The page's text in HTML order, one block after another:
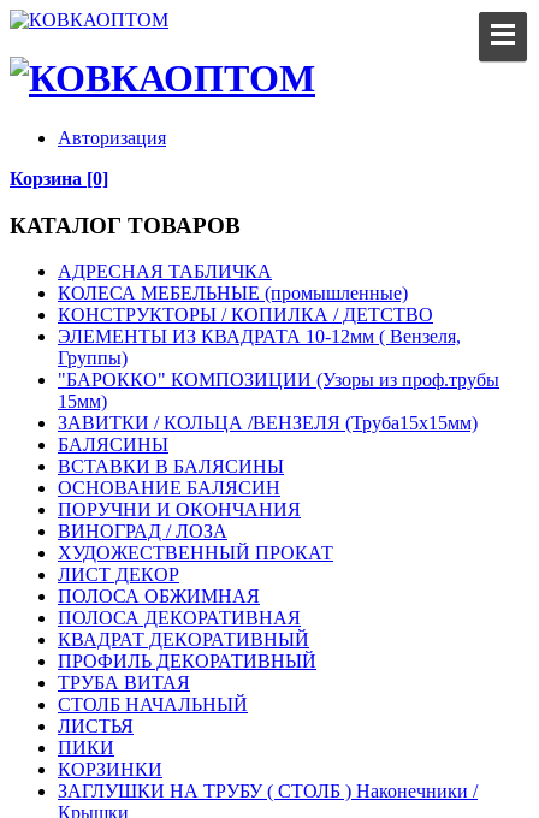
Авторизация
Корзина [0]
КАТАЛОГ ТОВАРОВ
АДРЕСНАЯ ТАБЛИЧКА
КОЛЕСА МЕБЕЛЬНЫЕ (промышленные)
КОНСТРУКТОРЫ / КОПИЛКА / ДЕТСТВО
ЭЛЕМЕНТЫ ИЗ КВАДРАТА 10-12мм ( Вензеля,
Группы)
"БАРОККО" КОМПОЗИЦИИ (Узоры из проф.трубы
15мм)
ЗАВИТКИ / КОЛЬЦА /ВЕНЗЕЛЯ (Труба15х15мм)
БАЛЯСИНЫ
ВСТАВКИ В БАЛЯСИНЫ
ОСНОВАНИЕ БАЛЯСИН
ПОРУЧНИ И ОКОНЧАНИЯ
ВИНОГРАД / ЛОЗА
ХУДОЖЕСТВЕННЫЙ ПРОКАТ
ЛИСТ ДЕКОР
ПОЛОСА ОБЖИМНАЯ
ПОЛОСА ДЕКОРАТИВНАЯ
КВАДРАТ ДЕКОРАТИВНЫЙ
ПРОФИЛЬ ДЕКОРАТИВНЫЙ
ТРУБА ВИТАЯ
СТОЛБ НАЧАЛЬНЫЙ
ЛИСТЬЯ
ПИКИ
КОРЗИНКИ
ЗАГЛУШКИ НА ТРУБУ ( СТОЛБ ) Наконечники /
Крышки